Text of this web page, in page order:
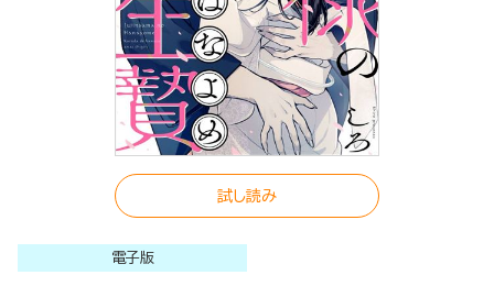
試し読み
電子版